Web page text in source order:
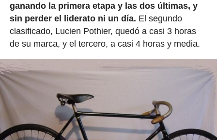
ganando la primera etapa y las dos últimas, y
sin perder el liderato ni un día. El segundo
clasificado, Lucien Pothier, quedó a casi 3 horas
de su marca, y el tercero, a casi 4 horas y media.